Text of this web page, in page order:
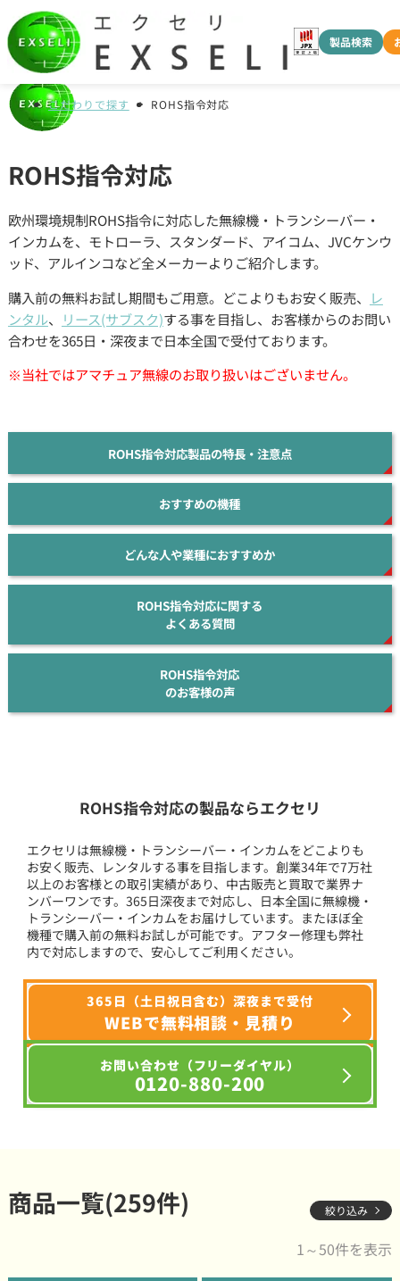
製品検索
こだわりで探す ROHS指令対応
ROHS指令対応
欧州環境規制ROHS指令に対応した無線機・トランシーバー・
インカムを、モトローラ、スタンダード、アイコム、JVCケンウ
ッド、アルインコなど全メーカーよりご紹介します。
購入前の無料お試し期間もご用意。どこよりもお安く販売、
レ
ンタル、 リース(サブスク)する事を目指し、お客様からのお問い
合わせを365日・深夜まで日本全国で受付ております。
※当社ではアマチュア無線のお取り扱いはございません。
ROHS指令対応製品の特長・注意点
おすすめの機種
どんな人や業種におすすめか
ROHS指令対応に関する
よくある質問
ROHS指令対応
のお客様の声
ROHS指令対応の製品ならエクセリ
エクセリは無線機・トランシーバー・インカムをどこよりも
お安く販売、レンタルする事を目指します。創業34年で7万社
以上のお客様との取引実績があり、中古販売と買取で業界ナ
ンバーワンです。365日深夜まで対応し、日本全国に無線機・
トランシーバー・インカムをお届けしています。またほぼ全
機種で購入前の無料お試しが可能です。アフター修理も弊社
内で対応しますので、安心してご利用ください。
365日（土日祝日含む）深夜まで受付
WEBで無料相談・見積り
お問い合わせ（フリーダイヤル）
0120-880-200
商品一覧(259件) 絞り込み
1～50件を表示